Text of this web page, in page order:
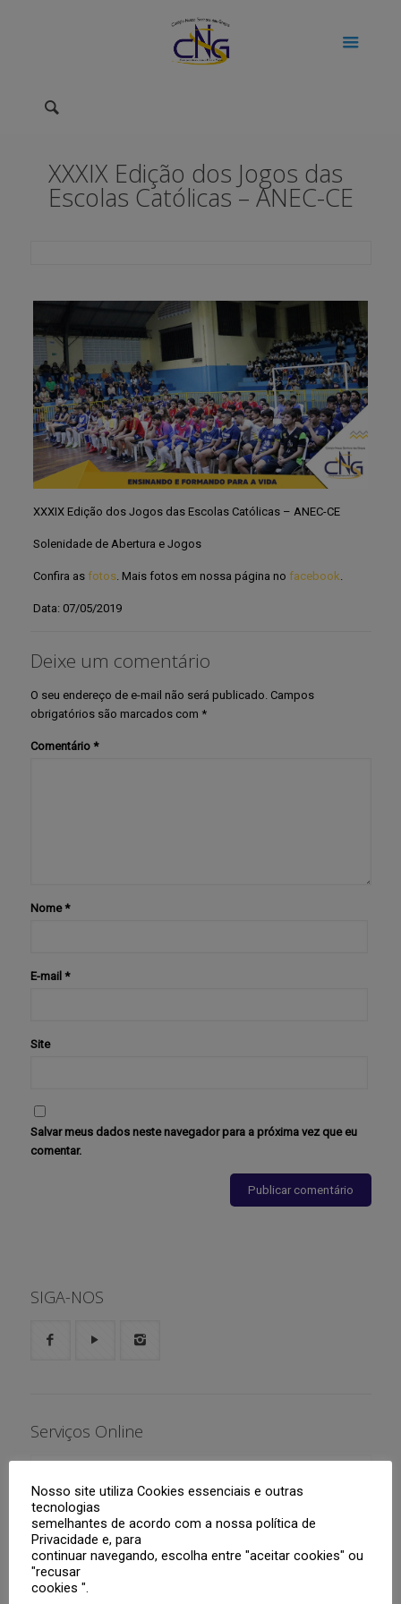
XXXIX Edição dos Jogos das
Escolas Católicas – ANEC-CE
XXXIX Edição dos Jogos das Escolas Católicas – ANEC-CE
Solenidade de Abertura e Jogos
Confira as fotos. Mais fotos em nossa página no facebook.
Data: 07/05/2019
Deixe um comentário
O seu endereço de e-mail não será publicado. Campos
obrigatórios são marcados com *
Comentário *
Nome *
E-mail *
Site
Salvar meus dados neste navegador para a próxima vez que eu
comentar.
SIGA-NOS
Serviços Online
Boletim
Agenda
Roteiros de Estudo
Responsáveis
Portal Web
Segunda Via de Boleto
Tutoriais
Aplicativo CNSG
Professores
Nosso site utiliza Cookies essenciais e outras
tecnologias
semelhantes de acordo com a nossa política de
Privacidade e, para
continuar navegando, escolha entre "aceitar cookies" ou
"recusar
cookies ".